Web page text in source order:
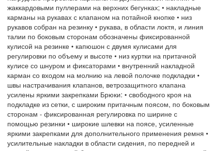
жаккардовыми пуллерами на верхних бегунках; • накладные
карманы на рукавах с клапаном на потайной кнопке • низ
рукавов собран на резинку • рукава, в области локтя, и линия
талии по боковым сторонам обозначены фиксированной
кулисой на резинке • капюшон с двумя кулисами для
регулировки по объему и высоте • низ куртки на притачной
кулисе со шнуром и фиксаторами • внутренний накладной
карман со входом на молнию на левой полочке подкладки •
швы настрачивания клапанов, ветрозащитного клапана
усилены яркими закрепками Брюки: • свободного кроя на
подкладке из сетки, с широким притачным поясом, по боковым
сторонам - фиксированная регулировка по ширине с
помощью резинки • широкие шлевки на поясе, усиленные
яркими закрепками для дополнительного применения ремня •
усилительные накладки в области сидения, по передней и